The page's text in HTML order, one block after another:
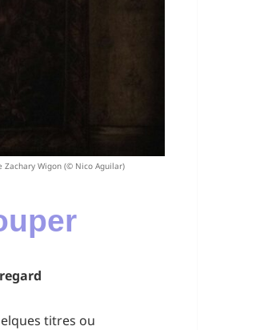
Zachary Wigon (© Nico Aguilar)
titres ou